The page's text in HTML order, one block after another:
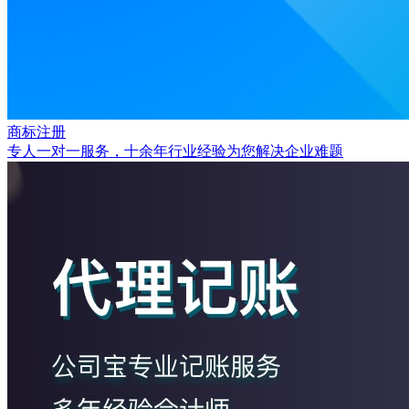
商标注册
专人一对一服务，十余年行业经验为您解决企业难题